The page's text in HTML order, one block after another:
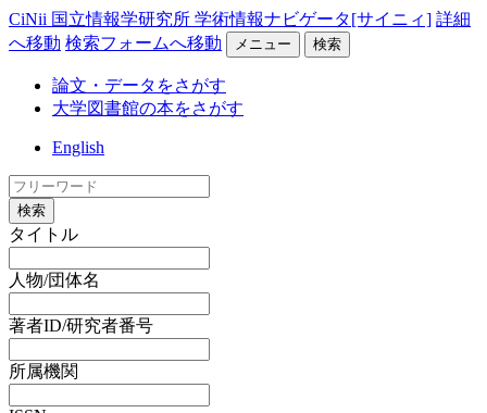
CiNii 国立情報学研究所 学術情報ナビゲータ[サイニィ] 詳細
へ移動 検索フォームへ移動 メニュー 検索
論文・データをさがす
大学図書館の本をさがす
English
検索
タイトル
人物/団体名
著者ID/研究者番号
所属機関